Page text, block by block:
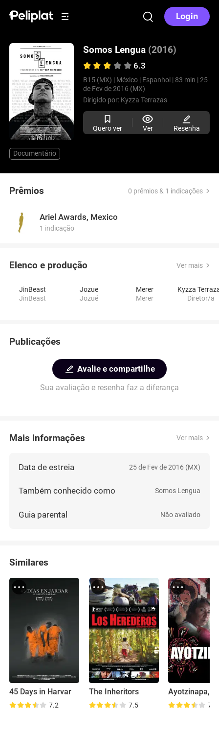
Login
Somos Lengua (2016)
6.3
B15 (MX) | México | Espanhol | 83 min | 25
de Fev de 2016 (MX)
Dirigido por: Kyzza Terrazas
Quero ver Ver Resenha
Documentário
Prêmios 0 prêmios & 1 indicações
Ariel Awards, Mexico
1 indicação
Elenco e produção Ver mais
JinBeast
JinBeast
Jozue
Jozué
Merer
Merer
Kyzza
Diretor/a
Publicações
Avalie e compartilhe
Sua avaliação e resenha faz a diferança
Mais informações Ver mais
Data de estreia 25 de Fev de 2016 (MX)
Também conhecido como Somos Lengua
Guia parental Não avaliado
Similares
45 Days in Harvar
7.2
The Inheritors
7.5 7.4